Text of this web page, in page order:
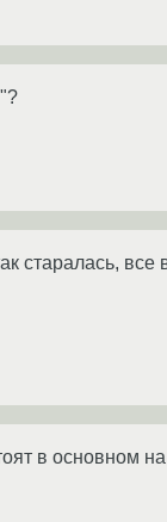
старалась,
в основном